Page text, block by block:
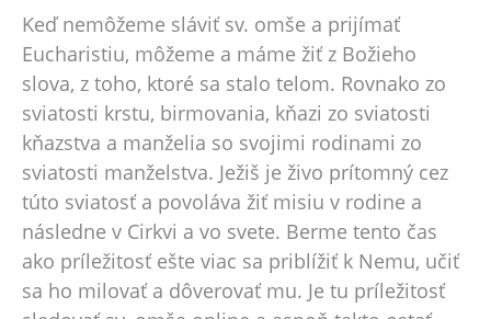
Keď nemôžeme sláviť sv. omše a prijímať
Eucharistiu, môžeme a máme žiť z Božieho
slova, z toho, ktoré sa stalo telom. Rovnako zo
sviatosti krstu, birmovania, kňazi zo sviatosti
kňazstva a manželia so svojimi rodinami zo
sviatosti manželstva. Ježiš je živo prítomný cez
túto sviatosť a povoláva žiť misiu v rodine a
následne v Cirkvi a vo svete. Berme tento čas
ako príležitosť ešte viac sa priblížiť k Nemu, učiť
sa ho milovať a dôverovať mu. Je tu príležitosť